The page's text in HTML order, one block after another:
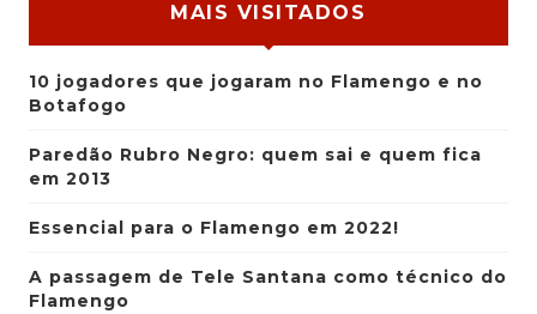
MAIS VISITADOS
10 jogadores que jogaram no Flamengo e no
Botafogo
Paredão Rubro Negro: quem sai e quem fica
em 2013
Essencial para o Flamengo em 2022!
A passagem de Tele Santana como técnico do
Flamengo